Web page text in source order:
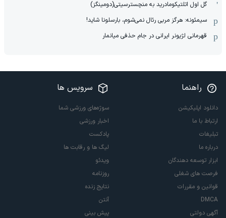
گل اول اتلتیکومادرید به منچسترسیتی(دومینگز)
سیمئونه: هرگز مربی رئال نمی‌شوم، بارسلونا شاید!
قهرمانی لژیونر ایرانی در جام حذفی میانمار
راهنما
دانلود اپلیکیشن
ارتباط با ما
تبلیغات
درباره ما
ابزار توسعه دهندگان
فرصت های شغلی
قوانین و مقررات
DMCA
آگهی دولتی
سرویس ها
سوژه‌های ورزشی شما
اخبار ورزشی
پادکست
لیگ ها و رقابت ها
ویدئو
روزنامه
نتایج زنده
آنتن
پیش بینی